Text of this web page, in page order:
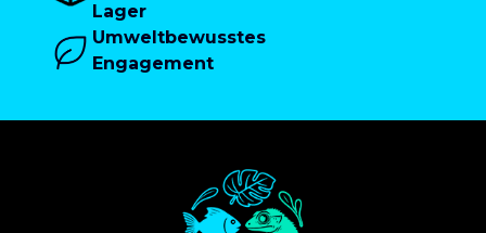
Lager
Umweltbewusstes
Engagement